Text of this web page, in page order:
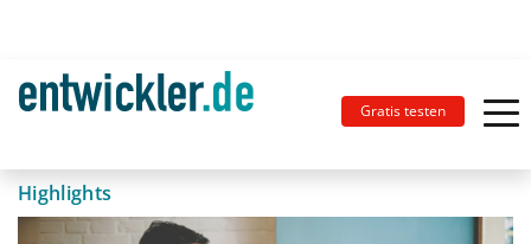
Gratis testen
Highlights